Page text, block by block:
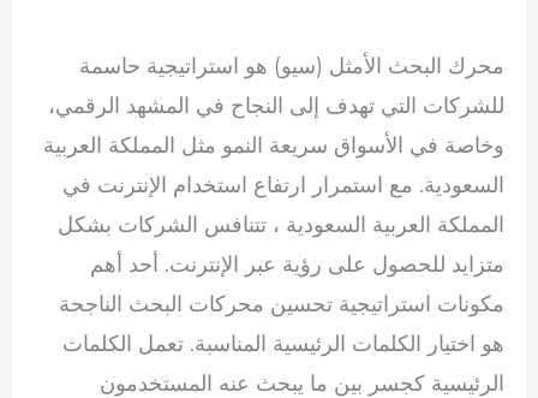
محرك البحث الأمثل (سيو) هو استراتيجية حاسمة
للشركات التي تهدف إلى النجاح في المشهد الرقمي،
وخاصة في الأسواق سريعة النمو مثل المملكة العربية
السعودية. مع استمرار ارتفاع استخدام الإنترنت في
المملكة العربية السعودية ، تتنافس الشركات بشكل
متزايد للحصول على رؤية عبر الإنترنت. أحد أهم
مكونات استراتيجية تحسين محركات البحث الناجحة
هو اختيار الكلمات الرئيسية المناسبة. تعمل الكلمات
الرئيسية كجسر بين ما يبحث عنه المستخدمون